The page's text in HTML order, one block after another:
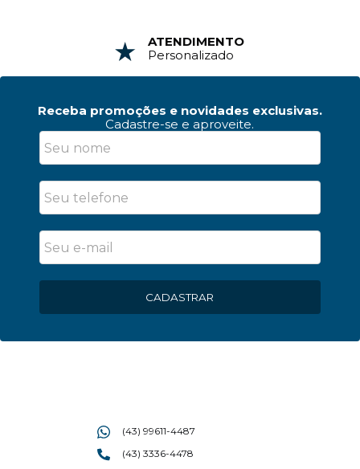
ATENDIMENTO
Personalizado
Receba promoções e novidades exclusivas.
Cadastre-se e aproveite.
CADASTRAR
(43) 99611-4487
(43) 3336-4478